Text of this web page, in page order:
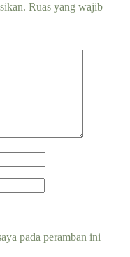
Ruas yang wajib
pada peramban ini